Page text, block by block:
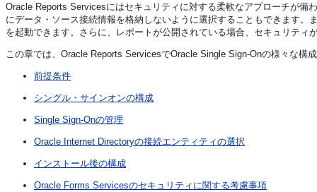
Oracle Reports Servicesにはセキュリティに対する柔軟なアプローチが
にデータ・ソース接続情報を格納しないように選択することもできます
を起動できます。さらに、レポートが公開されている場合、セキュリテ
この章では、Oracle Reports ServicesでOracle Single Sign-Onの様々な構
前提条件
シングル・サインオンの構成
Single Sign-Onの管理
Oracle Internet Directoryの接続エンティティの選択
インストール後の構成
Oracle Forms Servicesのセキュリティに関する考慮事項